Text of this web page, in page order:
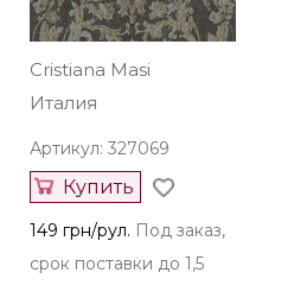
Cristiana Masi
Италия
Артикул: 327069
Купить
149 грн/рул. Под заказ,
срок поставки до 1,5